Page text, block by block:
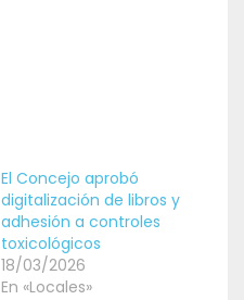
El Concejo aprobó
digitalización de libros y
adhesión a controles
toxicológicos
18/03/2026
En «Locales»